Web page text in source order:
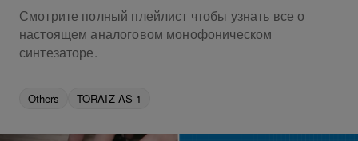
Смотрите полный плейлист чтобы узнать все о
настоящем аналоговом монофоническом
синтезаторе.
Others TORAIZ AS-1